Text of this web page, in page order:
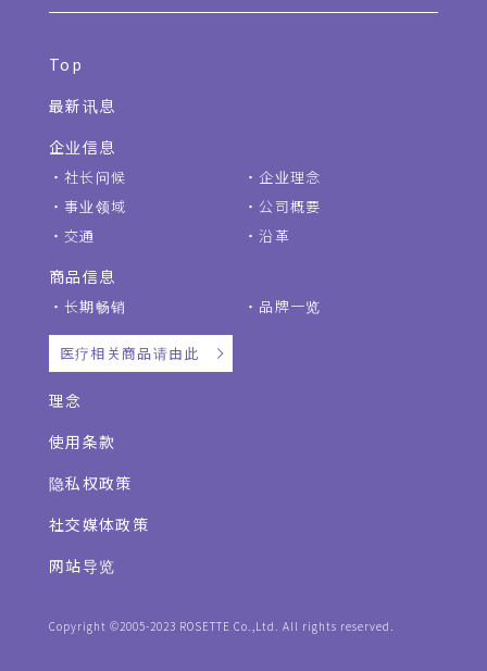
Top
最新讯息
企业信息
社长问候
企业理念
事业领域
公司概要
交通
沿革
商品信息
长期畅销 品牌一览
医疗相关商品请由此
理念
使用条款
隐私权政策
社交媒体政策
网站导览
Copyright ©2005-2023 ROSETTE Co.,Ltd. All rights reserved.